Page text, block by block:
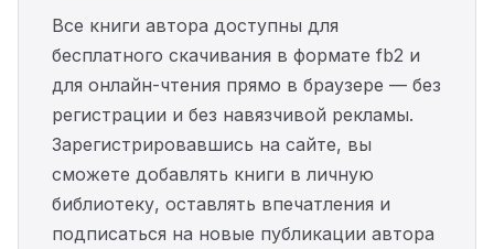
Все книги автора доступны для
бесплатного скачивания в формате fb2 и
для онлайн-чтения прямо в браузере — без
регистрации и без навязчивой рекламы.
Зарегистрировавшись на сайте, вы
сможете добавлять книги в личную
библиотеку, оставлять впечатления и
подписаться на новые публикации автора